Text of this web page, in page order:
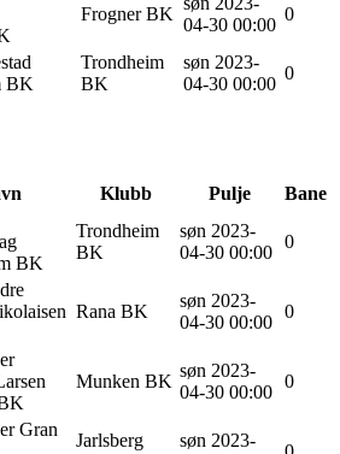
Frogner BK
04-30 00:00
0
BK
Trondheim
BK
søn 2023-
04-30 00:00
0
Klubb Pulje Bane
BK
Trondheim
BK
søn 2023-
04-30 00:00
0
Rana BK
søn 2023-
04-30 00:00
0
Munken BK
søn 2023-
04-30 00:00
0
Gran
Jarlsberg
søn 2023-